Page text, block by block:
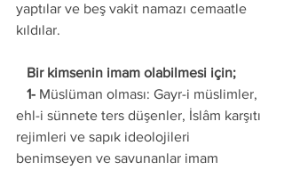
yaptılar ve beş vakit namazı cemaatle
kıldılar.
   Bir kimsenin imam olabilmesi için;
   1-
Müslüman olması: Gayr-i müslimler,
ehl-i sünnete ters düşenler, İslâm karşıtı
rejimleri ve sapık ideolojileri
benimseyen ve savunanlar imam